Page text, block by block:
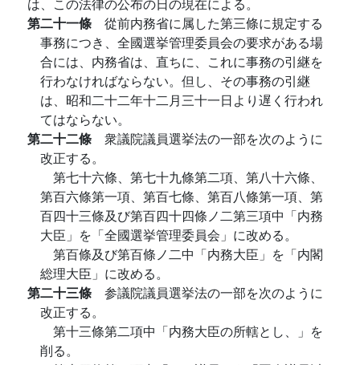
第二十一條 從前内務省に属した第三條に規定する
事務につき、全國選挙管理委員会の要求がある場
合には、内務省は、直ちに、これに事務の引継を
行わなければならない。但し、その事務の引継
は、昭和二十二年十二月三十一日より遅く行われ
てはならない。
第二十二條 衆議院議員選挙法の一部を次のように
改正する。
第七十六條、第七十九條第二項、第八十六條、
第百六條第一項、第百七條、第百八條第一項、第
百四十三條及び第百四十四條ノ二第三項中「内務
大臣」を「全國選挙管理委員会」に改める。
第百條及び第百條ノ二中「内務大臣」を「内閣
総理大臣」に改める。
第二十三條 参議院議員選挙法の一部を次のように
改正する。
第十三條第二項中「内務大臣の所轄とし、」を
削る。